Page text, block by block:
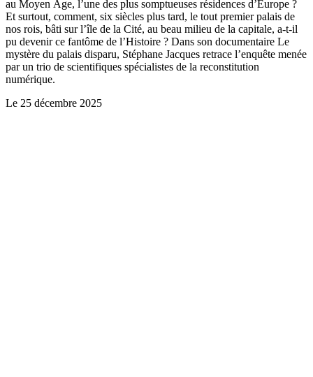
au Moyen Âge, l’une des plus somptueuses résidences d’Europe ?
Et surtout, comment, six siècles plus tard, le tout premier palais de
nos rois, bâti sur l’île de la Cité, au beau milieu de la capitale, a-t-il
pu devenir ce fantôme de l’Histoire ? Dans son documentaire Le
mystère du palais disparu, Stéphane Jacques retrace l’enquête menée
par un trio de scientifiques spécialistes de la reconstitution
numérique.
Le 25 décembre 2025